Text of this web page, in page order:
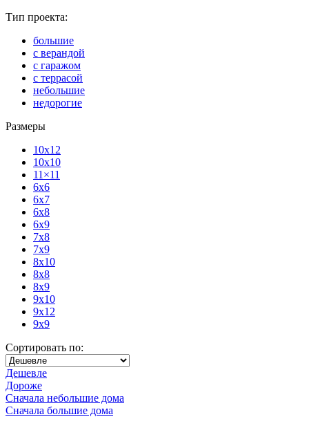
Тип проекта:
большие
с верандой
с гаражом
с террасой
небольшие
недорогие
Размеры
10x12
10x10
11×11
6x6
6x7
6x8
6x9
7x8
7x9
8x10
8x8
8x9
9x10
9x12
9x9
Сортировать по:
Дешевле
Дороже
Сначала небольшие дома
Сначала большие дома